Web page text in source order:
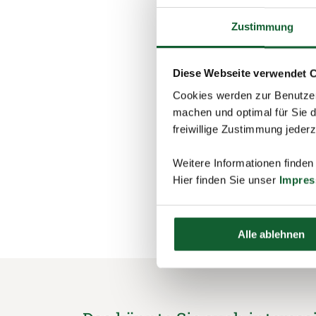
Zustimmung
Diese Webseite verwendet
Cookies werden zur
machen und optimal für Sie
freiwillige Zustimmung
Weitere Informationen
Hier finden Sie unser
Alle ablehnen
Steuererklärung
Regelungen für
Ihnen ist das alles
Überblick und bietet
Sie jetzt einen